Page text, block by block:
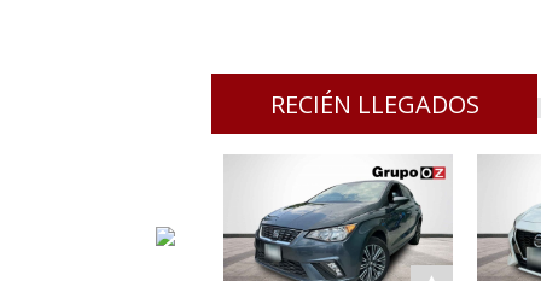
RECIÉN LLEGADOS